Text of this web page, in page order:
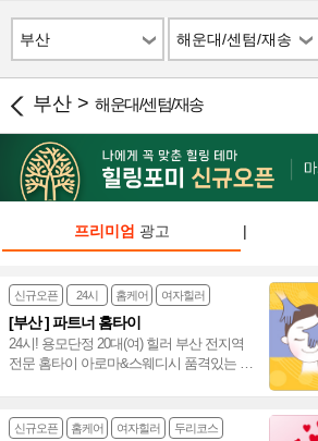
부산 해운대/센텀/재송
부산 > 해운대/센텀/재송
프리미엄 광고 |
신규오픈 24시 홈케어 여자힐러
[부산 ] 파트너 홈타이
24시! 용모단정 20대(여) 힐러 부산 전지역
전문 홈타이 아로마&스웨디시 품격있는 조
신규오픈 홈케어 여자힐러 두리코스